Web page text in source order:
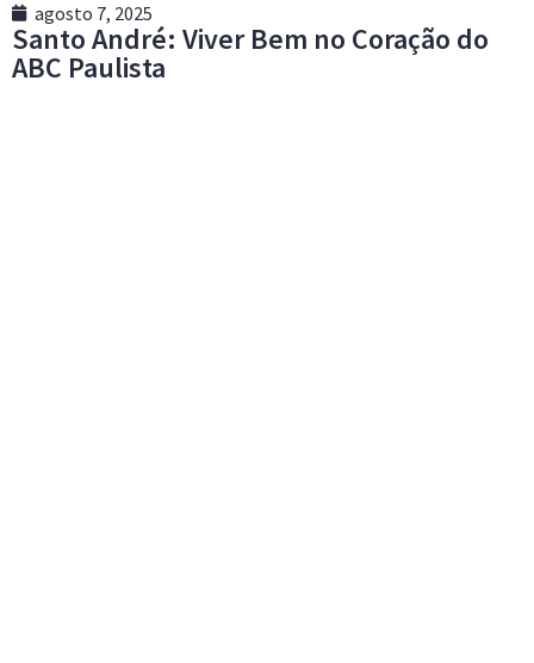
agosto 7, 2025
Santo André: Viver Bem no Coração do
ABC Paulista